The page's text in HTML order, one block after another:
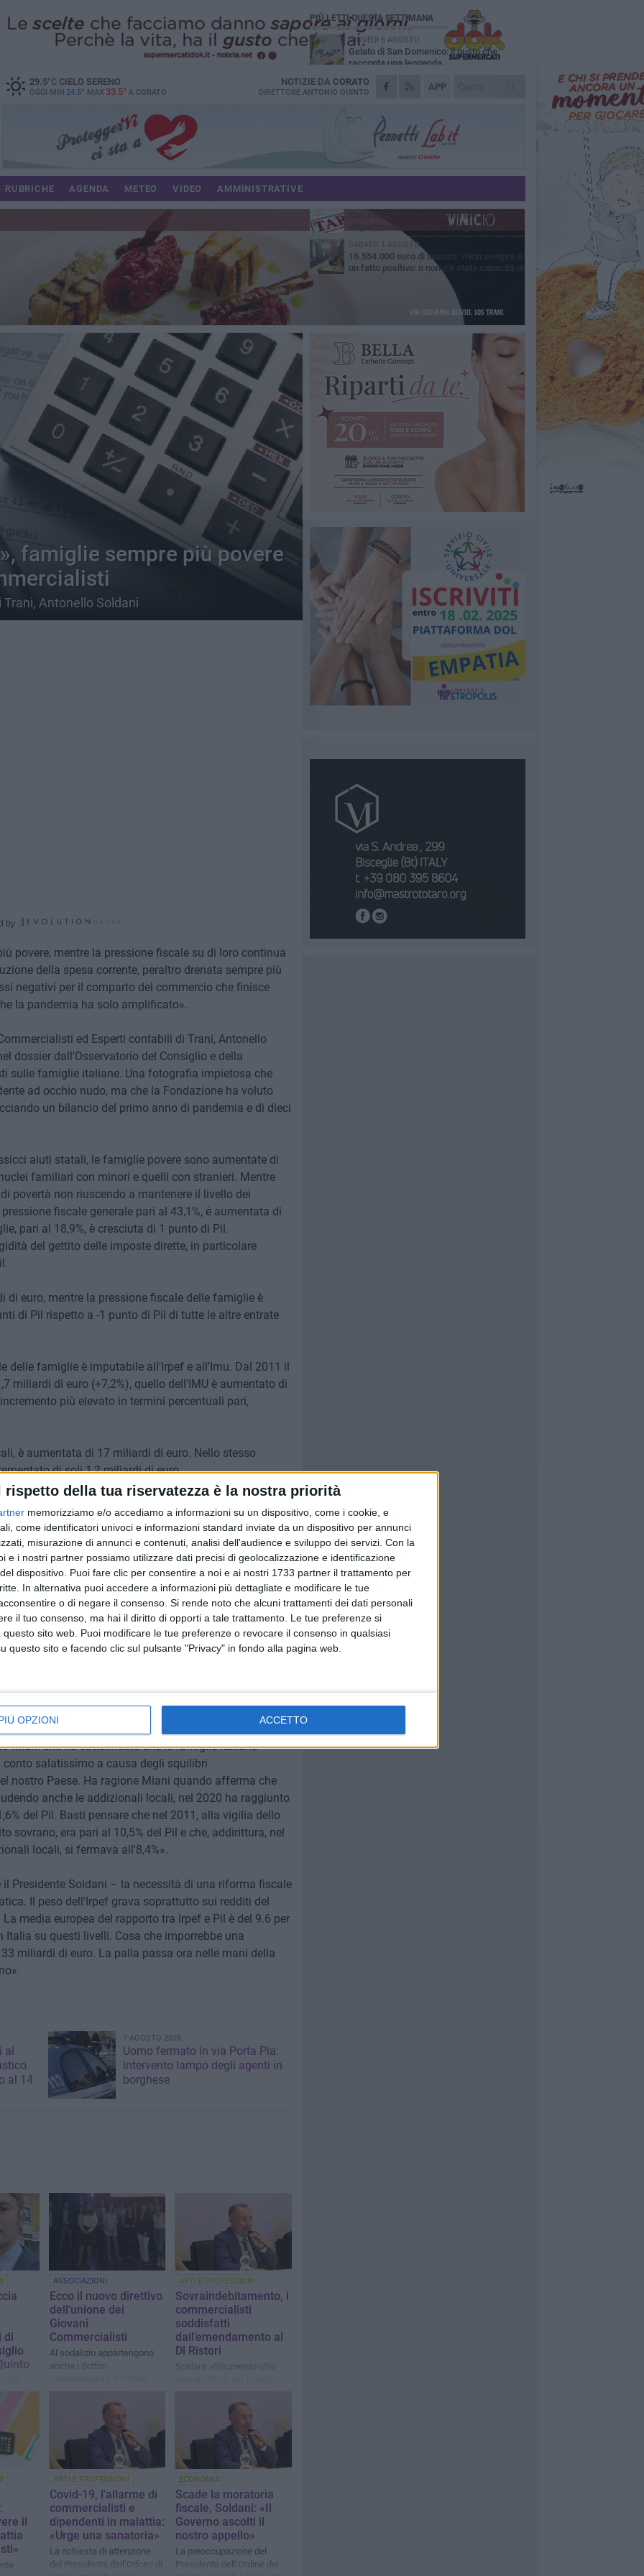
rispetto della tua riservatezza è la nostra priorità
memorizziamo e/o accediamo a informazioni su un dispositivo, come i cookie, e
come identificatori univoci e informazioni standard inviate da un dispositivo per annunci
misurazione di annunci e contenuti, analisi dell'audience e sviluppo dei servizi. Con la
e i nostri partner possiamo utilizzare dati precisi di geolocalizzazione e identificazione
dispositivo. Puoi fare clic per consentire a noi e ai nostri 1733 partner il trattamento per
In alternativa puoi accedere a informazioni più dettagliate e modificare le tue
o di negare il consenso. Si rende noto che alcuni trattamenti dei dati personali
il tuo consenso, ma hai il diritto di opporti a tale trattamento. Le tue preferenze si
sito web. Puoi modificare le tue preferenze o revocare il consenso in qualsiasi
questo sito e facendo clic sul pulsante "Privacy" in fondo alla pagina web.
OPZIONI ACCETTO
29.5°CCIELO SERENO
OGGI MIN 24.5° MAX 33.5° A CORATO
APP
NOTIZIE DA CORATO
DIRETTORE ANTONIO QUINTO
RUBRICHE AGENDA METEO VIDEO AMMINISTRATIVE
famiglie sempre più povere
Trani, Antonello Soldani
by
povere, mentre la pressione fiscale su di loro continua
della spesa corrente, peraltro drenata sempre più
negativi per il comparto del commercio che finisce
la pandemia ha solo amplificato».
ed Esperti contabili di Trani, Antonello
dossier dall'Osservatorio del Consiglio e della
sulle famiglie italiane. Una fotografia impietosa che
ad occhio nudo, ma che la Fondazione ha voluto
un bilancio del primo anno di pandemia e di dieci
aiuti statali, le famiglie povere sono aumentate di
familiari con minori e quelli con stranieri. Mentre
povertà non riuscendo a mantenere il livello dei
fiscale generale pari al 43,1%, è aumentata di
pari al 18,9%, è cresciuta di 1 punto di Pil.
del gettito delle imposte dirette, in particolare
di euro, mentre la pressione fiscale delle famiglie è
di Pil rispetto a -1 punto di Pil di tutte le altre entrate
delle famiglie è imputabile all'Irpef e all'Imu. Dal 2011 il
miliardi di euro (+7,2%), quello dell'IMU è aumentato di
più elevato in termini percentuali pari,
è aumentata di 17 miliardi di euro. Nello stesso
di soli 1,2 miliardi di euro.
mostrano come la lunga crisi economica e finanziaria
i redditi familiari: dal 2003 al 2018, il reddito medio in
Nello stesso periodo, il divario Nord-Sud è aumentato
al mese. Nelle famiglie in cui prevale il reddito da
più duramente: la perdita in termini reali è pari al
spesa media mensile dei consumi delle famiglie
all'inverso, colpendo maggiormente il Nord e
meridionale è pari al 75,2% rispetto ad una
euro. Il calo dei consumi è certamente alla base
– mi porta a sottoscrivere in pieno quanto sostenuto
Miani che ha sottolineato che le famiglie italiane
salatissimo a causa degli squilibri
nostro Paese. Ha ragione Miani quando afferma che
anche le addizionali locali, nel 2020 ha raggiunto
del Pil. Basti pensare che nel 2011, alla vigilia dello
sovrano, era pari al 10,5% del Pil e che, addirittura, nel
locali, si fermava all'8,4%».
Presidente Soldani – la necessità di una riforma fiscale
Il peso dell'Irpef grava soprattutto sui redditi del
media europea del rapporto tra Irpef e Pil è del 9.6 per
Italia su questi livelli. Cosa che imporrebbe una
miliardi di euro. La palla passa ora nelle mani della
al
al 14
7 AGOSTO 2026
Uomo fermato in via Porta Pia:
intervento lampo degli agenti in
borghese
di
ASSOCIAZIONI
Ecco il nuovo direttivo
dell'unione dei
Giovani
Commercialisti
Al sodalizio appartengono
anche i dottori
ARTI E PROFESSIONI
Sovraindebitamento, i
commercialisti
soddisfatti
dall’emendamento al
Dl Ristori
Soldani: «Strumento utile
il
ARTI E PROFESSIONI
Covid-19, l'allarme di
commercialisti e
dipendenti in malattia:
«Urge una sanatoria»
La richiesta di attenzione
del Presidente dell’Odcec di
ECONOMIA
Scade la moratoria
fiscale, Soldani: «Il
Governo ascolti il
nostro appello»
La preoccupazione del
Presidente dell’Ordine dei
PIÙ LETTI QUESTA SETTIMANA
GIOVEDÌ 6 AGOSTO
Gelato di San Domenico: il gusto che
racconta una leggenda
VENERDÌ 7 AGOSTO
Uomo fermato in via Porta Pia: intervento
GIOVEDÌ 6 AGOSTO
Gaetano Mongelli, sei anni per un sogno:
nasce a Corato "Megaad"
MERCOLEDÌ 5 AGOSTO
Chiuso momentaneamente distributore di
GIOVEDÌ 6 AGOSTO
Tari a Corato, rincari fino all'87%. AIC:
«Ripartizione non equa, stangata sulle
imprese»
SABATO 1 AGOSTO
16.554.000 euro di avanzo: «Non sempre è
un fatto positivo: o non c'è stata capacità di
spesa o le entrate sono state troppo alte»